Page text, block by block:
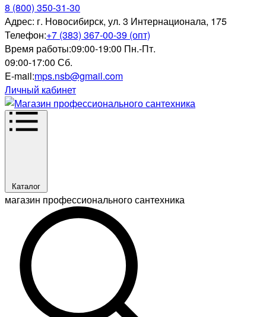
8 (800) 350-31-30
Адрес: г. Новосибирск, ул. 3 Интернационала, 175
Телефон:+7 (383) 367-00-39 (опт)
Время работы:09:00-19:00 Пн.-Пт.
09:00-17:00 Сб.
E-mail:mps.nsb@gmail.com
Личный кабинет
Каталог
магазин профессионального сантехника